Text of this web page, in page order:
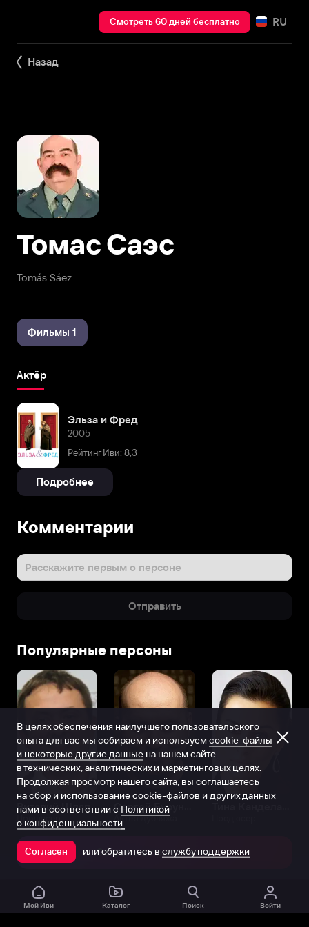
Смотреть 60 дней бесплатно RU
Назад
Tomás Sáez
Томас Саэс
Фильмы 1
Актёр
Эльза и Фред
2005
Рейтинг Иви: 8,3
Подробнее
Комментарии
Расскажите первым о персоне
Отправить
Популярные персоны
Виталий Шляппо
Продюсер Актёр дубляжа
Открыть в приложении
Мой Иви Каталог Поиск Войти
В целях обеспечения наилучшего пользовательского
опыта для вас мы собираем и используем cookie-файлы
и некоторые другие данные на нашем сайте
в технических, аналитических и маркетинговых целях.
Продолжая просмотр нашего сайта, вы соглашаетесь
на сбор и использование cookie-файлов и других данных
нами в соответствии с Политикой
о конфиденциальности.
Согласен или обратитесь в службу поддержки